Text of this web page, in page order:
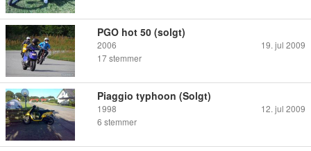
PGO hot 50 (solgt)
2006
19. jul 2009
17 stemmer
Piaggio typhoon (Solgt)
1998
12. jul 2009
6 stemmer